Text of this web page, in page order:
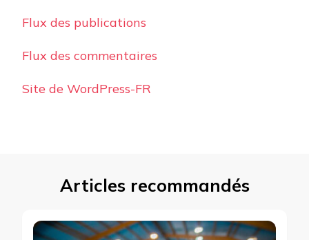
Flux des publications
Flux des commentaires
Site de WordPress-FR
Articles recommandés